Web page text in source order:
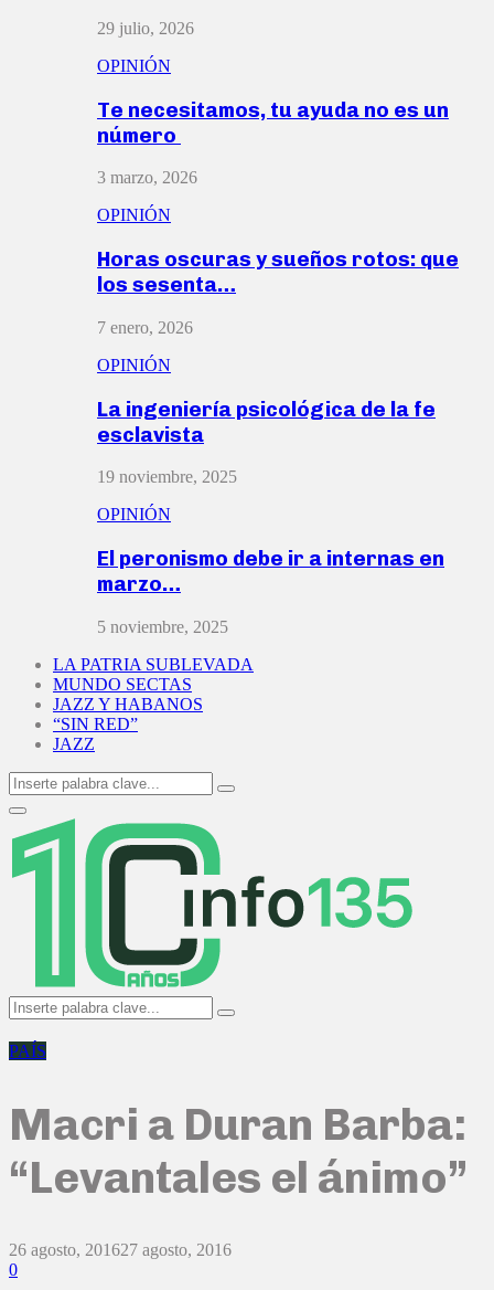
29 julio, 2026
OPINIÓN
Te necesitamos, tu ayuda no es un
número
3 marzo, 2026
OPINIÓN
Horas oscuras y sueños rotos: que
los sesenta…
7 enero, 2026
OPINIÓN
La ingeniería psicológica de la fe
esclavista
19 noviembre, 2025
OPINIÓN
El peronismo debe ir a internas en
marzo…
5 noviembre, 2025
LA PATRIA SUBLEVADA
MUNDO SECTAS
JAZZ Y HABANOS
“SIN RED”
JAZZ
Search
for:
Search
Primary
Menu
Search
for:
Search
PAÍS
Macri a Duran Barba:
“Levantales el ánimo”
26 agosto, 201627 agosto, 2016
0